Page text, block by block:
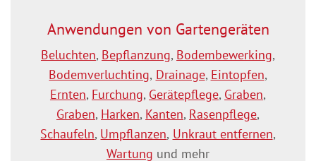
Anwendungen von Gartengeräten
Beluchten, Bepflanzung, Bodembewerking,
Bodemverluchting, Drainage, Eintopfen,
Ernten, Furchung, Gerätepflege, Graben,
Graben, Harken, Kanten, Rasenpflege,
Schaufeln, Umpflanzen, Unkraut entfernen,
Wartung und mehr